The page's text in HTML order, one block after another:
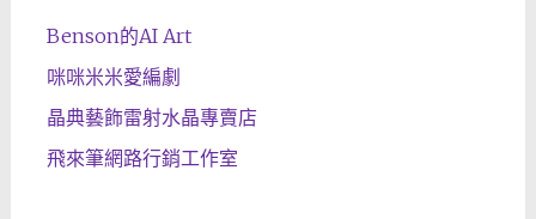
Benson的AI Art
咪咪米米愛編劇
晶典藝飾雷射水晶專賣店
飛來筆網路行銷工作室